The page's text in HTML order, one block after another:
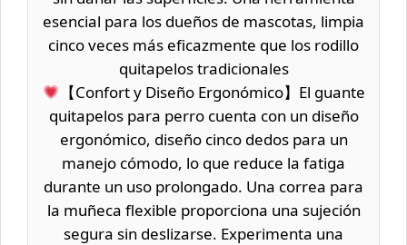
esencial para los dueños de mascotas, limpia
cinco veces más eficazmente que los rodillo
quitapelos tradicionales
【Confort y Diseño Ergonómico】El guante
quitapelos para perro cuenta con un diseño
ergonómico, diseño cinco dedos para un
manejo cómodo, lo que reduce la fatiga
durante un uso prolongado. Una correa para
la muñeca flexible proporciona una sujeción
segura sin deslizarse. Experimenta una